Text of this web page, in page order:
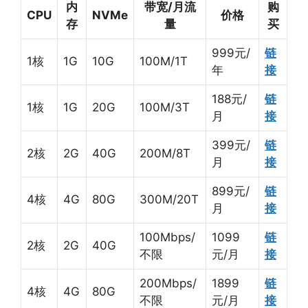
CPU
内
存
NVMe
带宽/月流
量
价格
购
买
1核 1G 10G 100M/1T
999元/
年
链
接
1核 1G 20G 100M/3T
188元/
月
链
接
2核 2G 40G 200M/8T
399元/
月
链
接
4核 4G 80G 300M/20T
899元/
月
链
接
2核 2G 40G
100Mbps/
不限
1099
元/月
链
接
4核 4G 80G
200Mbps/
不限
1899
元/月
链
接